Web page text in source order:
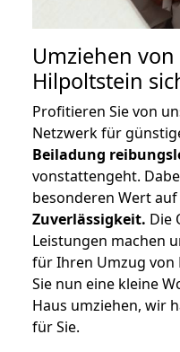
Umziehen von
Hilpoltstein
Profitieren Sie von
Netzwerk für
Beiladung
vonstattengeht.
besonderen Wert auf
Zuverlässigkeit. Die
Leistungen machen
für Ihren Umzug von
Sie nun eine kleine
Haus umziehen, wir
für Sie.